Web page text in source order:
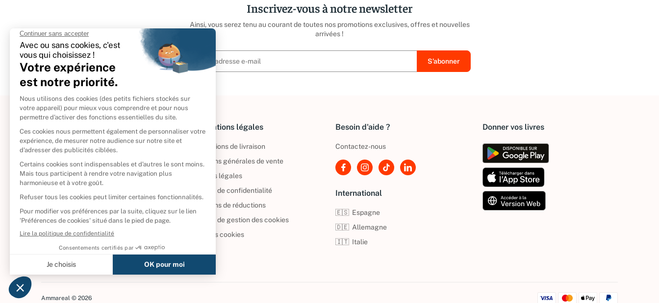
Inscrivez-vous à notre newsletter
Ainsi, vous serez tenu au courant de toutes nos promotions exclusives, offres et nouvelles
arrivées !
À propos
Politique de retour
Reprendre vos livres
Qui sommes-nous ?
CD d'occasion
DVD d'occasion
Livres d’occasion
Informations légales
Informations de livraison
Conditions générales de vente
Mentions légales
Politique de confidentialité
Conditions de réductions
Politique de gestion des cookies
Gérer vos cookies
Besoin d'aide ?
Contactez-nous
International
🇪🇸 Espagne
🇩🇪 Allemagne
🇮🇹 Italie
Donner vos livres
Ammareal © 2026